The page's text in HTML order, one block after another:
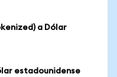
a Dólar
estadounidense